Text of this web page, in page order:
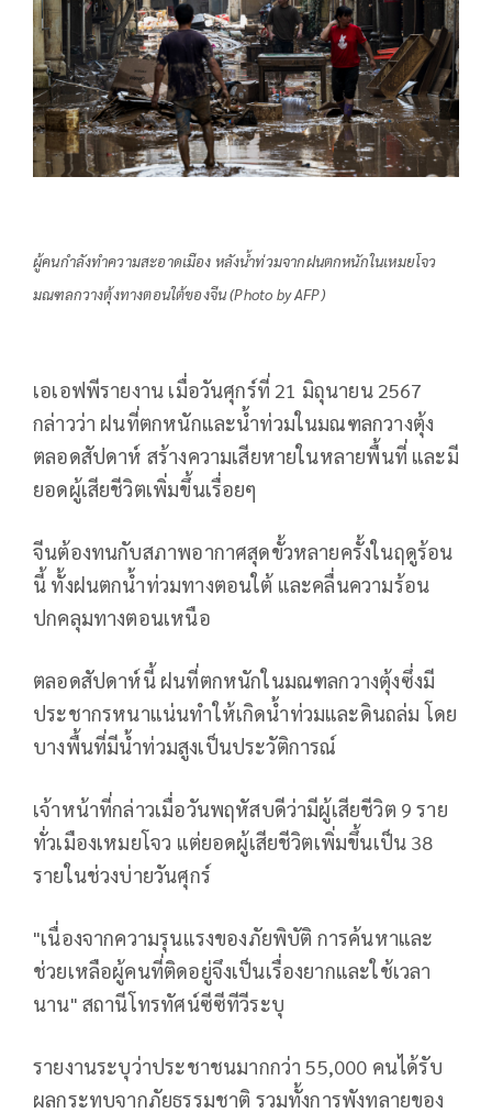
ผู้คนกำลังทำความสะอาดเมือง หลังน้ำท่วมจากฝนตกหนักในเหมยโจว
มณฑลกวางตุ้งทางตอนใต้ของจีน (Photo by AFP)
เอเอฟพีรายงาน เมื่อวันศุกร์ที่ 21 มิถุนายน 2567
กล่าวว่า ฝนที่ตกหนักและน้ำท่วมในมณฑลกวางตุ้ง
ตลอดสัปดาห์ สร้างความเสียหายในหลายพื้นที่ และมี
ยอดผู้เสียชีวิตเพิ่มขึ้นเรื่อยๆ
จีนต้องทนกับสภาพอากาศสุดขั้วหลายครั้งในฤดูร้อน
นี้ ทั้งฝนตกน้ำท่วมทางตอนใต้ และคลื่นความร้อน
ปกคลุมทางตอนเหนือ
ตลอดสัปดาห์นี้ ฝนที่ตกหนักในมณฑลกวางตุ้งซึ่งมี
ประชากรหนาแน่นทำให้เกิดน้ำท่วมและดินถล่ม โดย
บางพื้นที่มีน้ำท่วมสูงเป็นประวัติการณ์
เจ้าหน้าที่กล่าวเมื่อวันพฤหัสบดีว่ามีผู้เสียชีวิต 9 ราย
ทั่วเมืองเหมยโจว แต่ยอดผู้เสียชีวิตเพิ่มขึ้นเป็น 38
รายในช่วงบ่ายวันศุกร์
"เนื่องจากความรุนแรงของภัยพิบัติ การค้นหาและ
ช่วยเหลือผู้คนที่ติดอยู่จึงเป็นเรื่องยากและใช้เวลา
นาน" สถานีโทรทัศน์ซีซีทีวีระบุ
รายงานระบุว่าประชาชนมากกว่า 55,000 คนได้รับ
ผลกระทบจากภัยธรรมชาติ รวมทั้งการพังทลายของ